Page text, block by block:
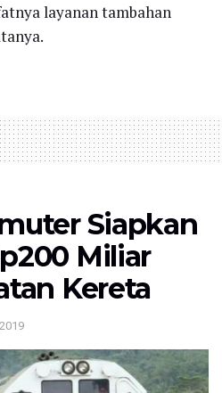
layanan tambahan
Siapkan
Miliar
Kereta